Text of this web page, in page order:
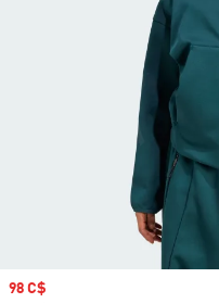
Prix soldé
98 C$